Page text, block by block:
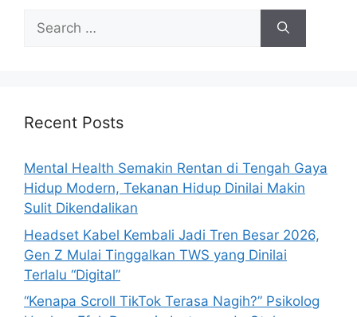
h
r
:
Recent Posts
Mental Health Semakin Rentan di Tengah Gaya
Hidup Modern, Tekanan Hidup Dinilai Makin
Sulit Dikendalikan
Headset Kabel Kembali Jadi Tren Besar 2026,
Gen Z Mulai Tinggalkan TWS yang Dinilai
Terlalu “Digital”
“Kenapa Scroll TikTok Terasa Nagih?” Psikolog